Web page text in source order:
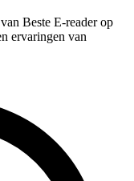
Beste E-reader op
ervaringen van